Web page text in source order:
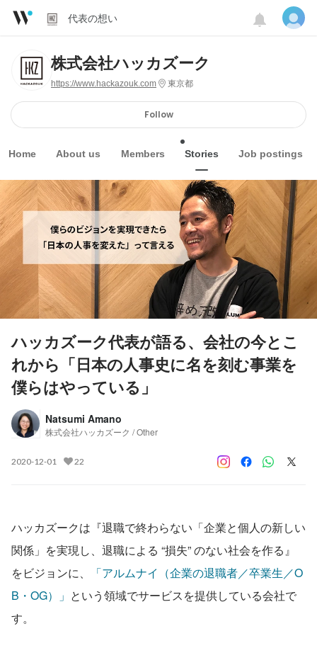
代表の想い
株式会社ハッカズーク
https://www.hackazouk.com 東京都
Follow
Home About us Members Stories Job postings
ハッカズーク代表が語る、会社の今とこ
れから「日本の人事史に名を刻む事業を
僕らはやっている」
Natsumi Amano
株式会社ハッカズーク / Other
2020-12-01 22
ハッカズークは『退職で終わらない「企業と個人の新しい
関係」を実現し、退職による “損失” のない社会を作る』
をビジョンに、
「アルムナイ（企業の退職者／卒業生／O
B・OG）」 という領域でサービスを提供している会社で
す。